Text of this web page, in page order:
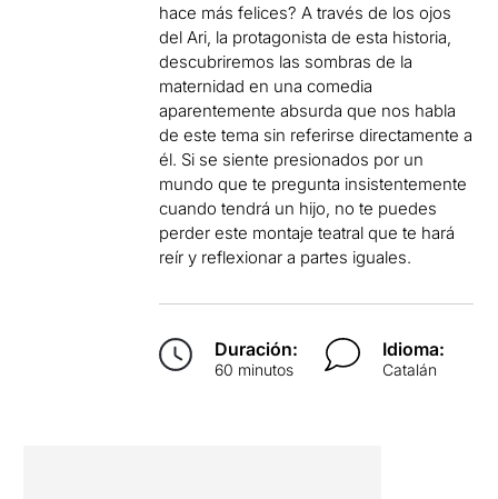
hace más felices? A través de los ojos
del Ari, la protagonista de esta historia,
descubriremos las sombras de la
maternidad en una comedia
aparentemente absurda que nos habla
de este tema sin referirse directamente a
él. Si se siente presionados por un
mundo que te pregunta insistentemente
cuando tendrá un hijo, no te puedes
perder este montaje teatral que te hará
reír y reflexionar a partes iguales.
Duración:
60 minutos
Idioma:
Catalán